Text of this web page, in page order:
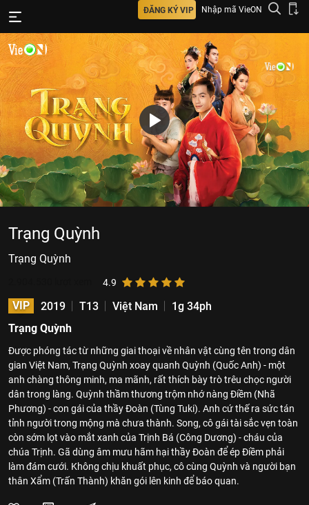
ĐĂNG KÝ VIP Nhập mã VieON
Trạng Quỳnh
Trạng Quỳnh
4.9
VIP 2019 T13 Việt Nam
1g 34ph
Trạng Quỳnh
Được phóng tác từ những giai thoại về nhân vật cùng tên trong dân
gian Việt Nam, Trạng Quỳnh xoay quanh Quỳnh (Quốc Anh) - một
anh chàng thông minh, ma mãnh, rất thích bày trò trêu chọc người
dân trong làng. Quỳnh thầm thương trộm nhớ nàng Điềm (Nhã
Phương) - con gái của thầy Đoàn (Tùng Tuki). Anh cứ thế ra sức tán
tỉnh người trong mộng mà chưa thành. Song, cô gái tài sắc vẹn toàn
còn sớm lọt vào mắt xanh của Trịnh Bá (Công Dương) - cháu của
chúa Trịnh. Gã dùng âm mưu hãm hại thầy Đoàn để ép Điềm phải
làm đám cưới. Không chịu khuất phục, cô cùng Quỳnh và người bạn
thân Xẩm (Trấn Thành) khăn gói lên kinh để báo quan.